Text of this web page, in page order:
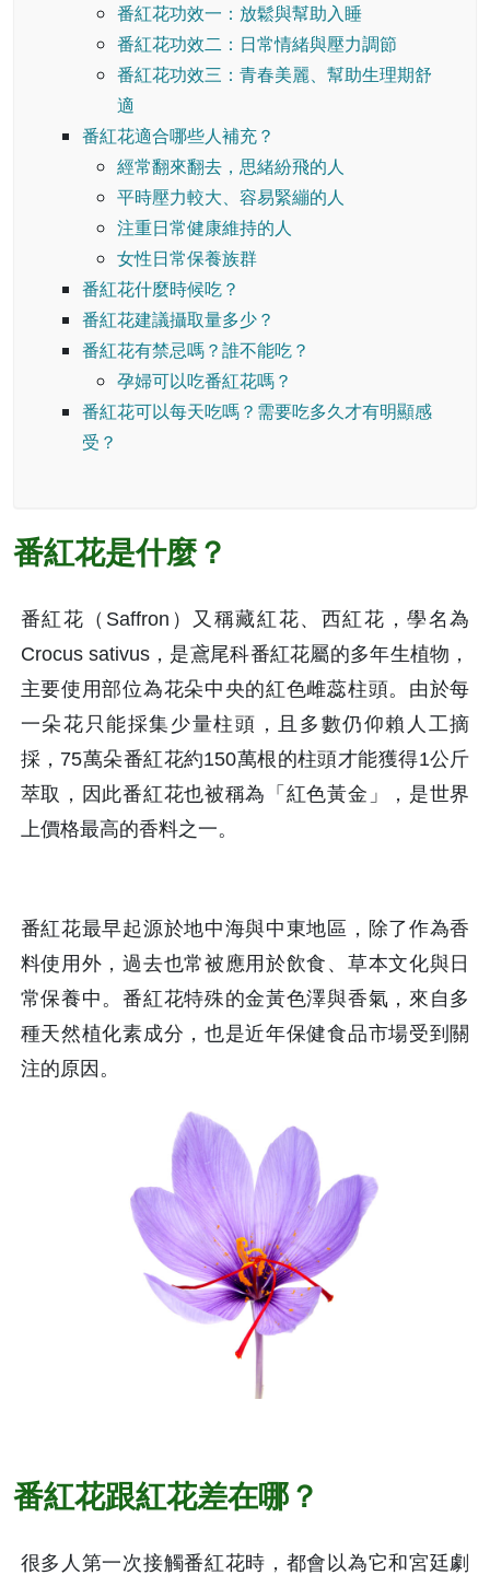
番紅花功效一：放鬆與幫助入睡
番紅花功效二：日常情緒與壓力調節
番紅花功效三：青春美麗、幫助生理期舒
適
番紅花適合哪些人補充？
經常翻來翻去，思緒紛飛的人
平時壓力較大、容易緊繃的人
注重日常健康維持的人
女性日常保養族群
番紅花什麼時候吃？
番紅花建議攝取量多少？
番紅花有禁忌嗎？誰不能吃？
孕婦可以吃番紅花嗎？
番紅花可以每天吃嗎？需要吃多久才有明顯感
受？
番紅花是什麼？
番紅花（Saffron）又稱藏紅花、西紅花，學名為
Crocus sativus，是鳶尾科番紅花屬的多年生植物，
主要使用部位為花朵中央的紅色雌蕊柱頭。由於每
一朵花只能採集少量柱頭，且多數仍仰賴人工摘
採，75萬朵番紅花約150萬根的柱頭才能獲得1公斤
萃取，因此番紅花也被稱為「紅色黃金」，是世界
上價格最高的香料之一。
番紅花最早起源於地中海與中東地區，除了作為香
料使用外，過去也常被應用於飲食、草本文化與日
常保養中。番紅花特殊的金黃色澤與香氣，來自多
種天然植化素成分，也是近年保健食品市場受到關
注的原因。
番紅花跟紅花差在哪？
很多人第一次接觸番紅花時，都會以為它和宮廷劇